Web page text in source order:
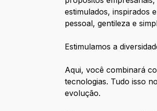
estimulados, inspirados
pessoal, gentileza e
Estimulamos a
Aqui, você combinará
tecnologias. Tudo isso
evolução.